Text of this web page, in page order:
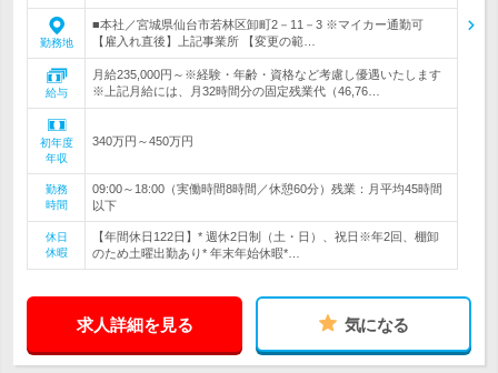
勤務地
■本社／宮城県仙台市若林区卸町2－11－3 ※マイカー通勤可
【雇入れ直後】上記事業所 【変更の範…
給与
月給235,000円～※経験・年齢・資格など考慮し優遇いたします
※上記月給には、月32時間分の固定残業代（46,76…
初年度
年収
340万円～450万円
勤務
時間
09:00～18:00（実働時間8時間／休憩60分）残業：月平均45時間
以下
休日
休暇
【年間休日122日】* 週休2日制（土・日）、祝日※年2回、棚卸
のため土曜出勤あり* 年末年始休暇*…
求人詳細を見る 気になる